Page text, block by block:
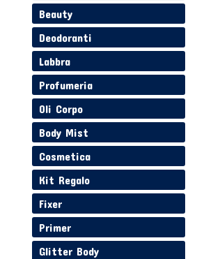
Beauty
Deodoranti
Labbra
Profumeria
Oli Corpo
Body Mist
Cosmetica
Kit Regalo
Fixer
Primer
Glitter Body